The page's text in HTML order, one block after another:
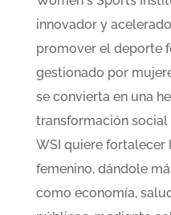
innovador y
promover el deporte
gestionado por
se convierta en una
transformación social
WSI quiere
femenino, dándole
como economía,